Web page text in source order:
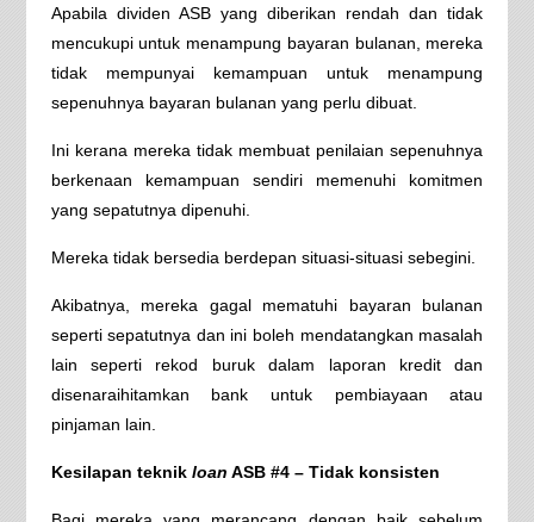
Apabila dividen ASB yang diberikan rendah dan tidak
mencukupi untuk menampung bayaran bulanan, mereka
tidak mempunyai kemampuan untuk menampung
sepenuhnya bayaran bulanan yang perlu dibuat.
Ini kerana mereka tidak membuat penilaian sepenuhnya
berkenaan kemampuan sendiri memenuhi komitmen
yang sepatutnya dipenuhi.
Mereka tidak bersedia berdepan situasi-situasi sebegini.
Akibatnya, mereka gagal mematuhi bayaran bulanan
seperti sepatutnya dan ini boleh mendatangkan masalah
lain seperti rekod buruk dalam laporan kredit dan
disenaraihitamkan bank untuk pembiayaan atau
pinjaman lain.
Kesilapan teknik loan ASB #4 – Tidak konsisten